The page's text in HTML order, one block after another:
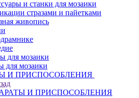
и станки для мозаики
стразами и пайетками
живопись
для мозаики
для мозаики
И ПРИСПОСОБЛЕНИЯ
И ПРИСПОСОБЛЕНИЯ